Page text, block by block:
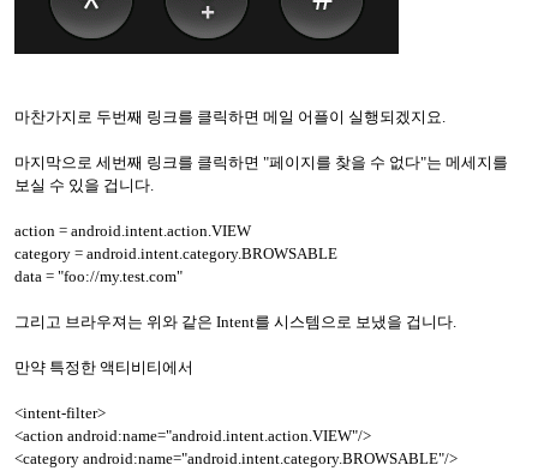
마찬가지로 두번째 링크를 클릭하면 메일 어플이 실행되겠지요.
마지막으로 세번째 링크를 클릭하면 "페이지를 찾을 수 없다"는 메세지를
보실 수 있을 겁니다.
action = android.intent.action.VIEW
category = android.intent.category.BROWSABLE
data = "foo://my.test.com"
그리고 브라우져는 위와 같은 Intent를 시스템으로 보냈을 겁니다.
만약 특정한 액티비티에서
<intent-filter>
<action android:name="android.intent.action.VIEW"/>
<category android:name="android.intent.category.BROWSABLE"/>